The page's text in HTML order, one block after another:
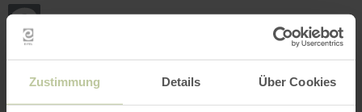
Zustimmung Details Über Cookies
Skip to main content
Skip to main navigation
Back
to
home
page
SEARCH MENU
The leisure activities listed below have been
posted on the Regiondo booking platform by the